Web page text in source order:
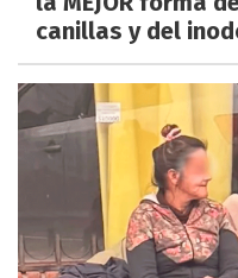
canillas y del